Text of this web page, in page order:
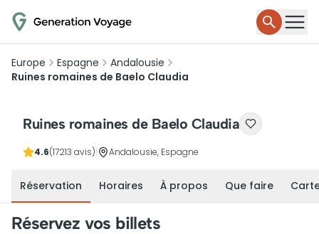
Europe Espagne
Andalousie
Ruines romaines de Baelo Claudia
Ruines romaines de Baelo Claudia
4.6(17213 avis) Andalousie, Espagne
Réservation Horaires À propos Que faire
Réservez vos billets